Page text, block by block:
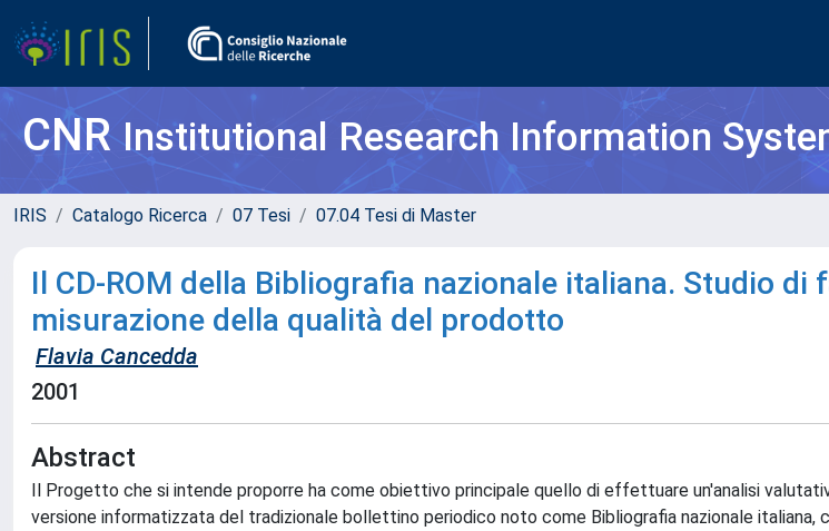
CNRInstitutional Research Information
IRIS Catalogo Ricerca 07 Tesi 07.04 Tesi di Master
Il CD-ROM della Bibliografia nazionale italiana. Studio
misurazione della qualità del prodotto
Flavia Cancedda
2001
Abstract
Il Progetto che si intende proporre ha come obiettivo principale quello di effettuare un'analisi
versione informatizzata del tradizionale bollettino periodico noto come Bibliografia nazionale italiana,